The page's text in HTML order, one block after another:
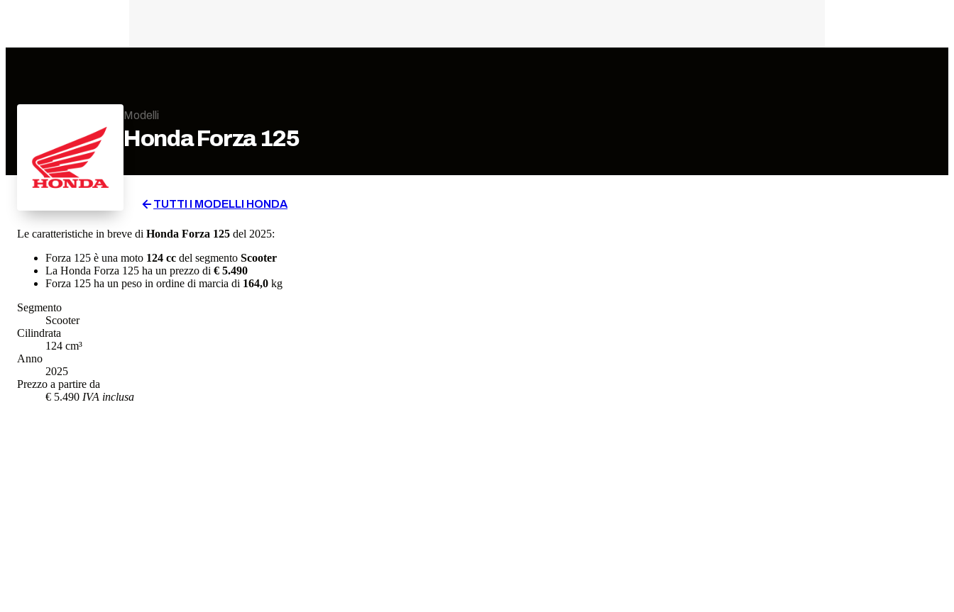
Modelli
HondaForza 125
TUTTI I MODELLI HONDA
Le caratteristiche in breve di Honda Forza 125 del 2025:
Forza 125 è una moto 124 cc del segmento Scooter
La Honda Forza 125 ha un prezzo di € 5.490
Forza 125 ha un peso in ordine di marcia di 164,0 kg
Segmento
Scooter
Cilindrata
124 cm³
Anno
2025
Prezzo a partire da
€ 5.490 IVA inclusa